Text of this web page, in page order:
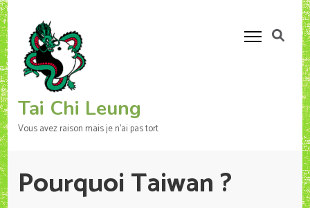
Aller
au
contenu
(Pressez
Entrée)
Tai Chi Leung
Vous avez raison mais je n'ai pas tort
Pourquoi Taiwan ?